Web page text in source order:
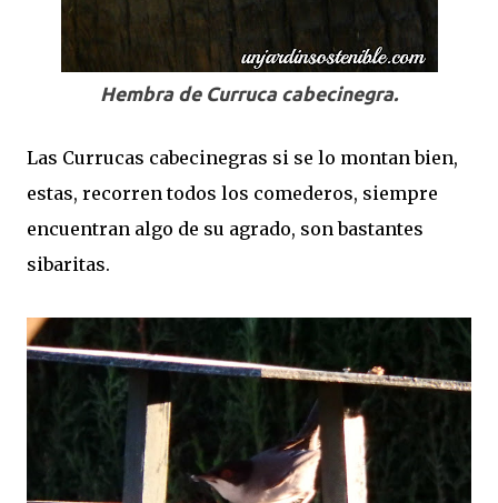
Hembra de Curruca cabecinegra.
Las Currucas cabecinegras si se lo montan bien,
estas, recorren todos los comederos, siempre
encuentran algo de su agrado, son bastantes
sibaritas.